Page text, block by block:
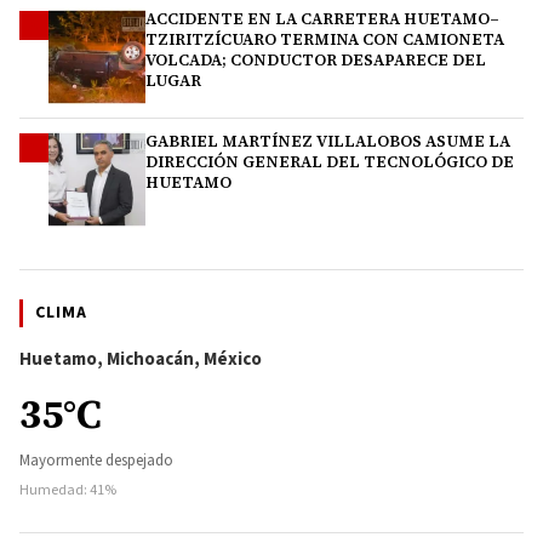
ACCIDENTE EN LA CARRETERA HUETAMO–
TZIRITZÍCUARO TERMINA CON CAMIONETA
VOLCADA; CONDUCTOR DESAPARECE DEL
LUGAR
GABRIEL MARTÍNEZ VILLALOBOS ASUME LA
DIRECCIÓN GENERAL DEL TECNOLÓGICO DE
HUETAMO
CLIMA
Huetamo, Michoacán, México
35°C
Mayormente despejado
Humedad: 41%